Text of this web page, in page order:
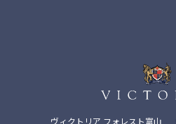
ヴィクトリア フォレスト富山